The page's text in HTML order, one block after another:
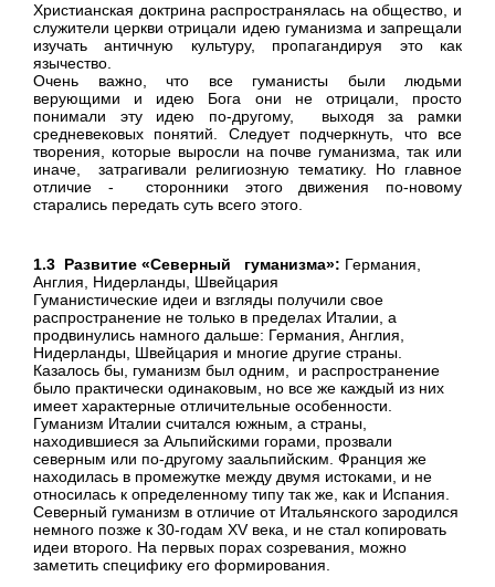
Христианская доктрина распространялась на общество, и
служители церкви отрицали идею гуманизма и запрещали
изучать античную культуру, пропагандируя это как
язычество.
Очень важно, что все гуманисты были людьми
верующими и идею Бога они не отрицали, просто
понимали эту идею по-другому, выходя за рамки
средневековых понятий. Следует подчеркнуть, что все
творения, которые выросли на почве гуманизма, так или
иначе, затрагивали религиозную тематику. Но главное
отличие - сторонники этого движения по-новому
старались передать суть всего этого.
1.3 Развитие «Северный гуманизма»: Германия,
Англия, Нидерланды, Швейцария
Гуманистические идеи и взгляды получили свое
распространение не только в пределах Италии, а
продвинулись намного дальше: Германия, Англия,
Нидерланды, Швейцария и многие другие страны.
Казалось бы, гуманизм был одним, и распространение
было практически одинаковым, но все же каждый из них
имеет характерные отличительные особенности.
Гуманизм Италии считался южным, а страны,
находившиеся за Альпийскими горами, прозвали
северным или по-другому заальпийским. Франция же
находилась в промежутке между двумя истоками, и не
относилась к определенному типу так же, как и Испания.
Северный гуманизм в отличие от Итальянского зародился
немного позже к 30-годам XV века, и не стал копировать
идеи второго. На первых порах созревания, можно
заметить специфику его формирования.